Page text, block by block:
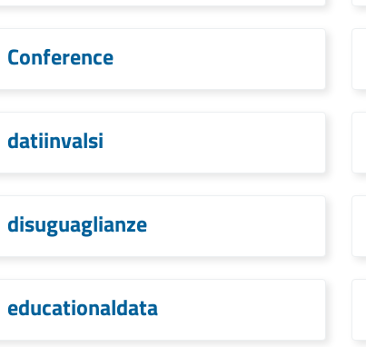
Conference
datiinvalsi
disuguaglianze
educationaldata